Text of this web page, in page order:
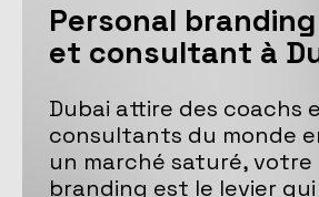
Personal
et consultant à
Dubai attire des coachs
consultants du monde
un marché saturé, votre
branding est le levier